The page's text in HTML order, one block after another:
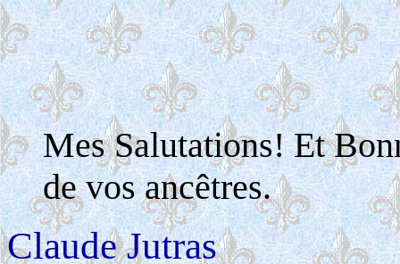
Mes Salutations! Et
de vos ancêtres.
Claude Jutras